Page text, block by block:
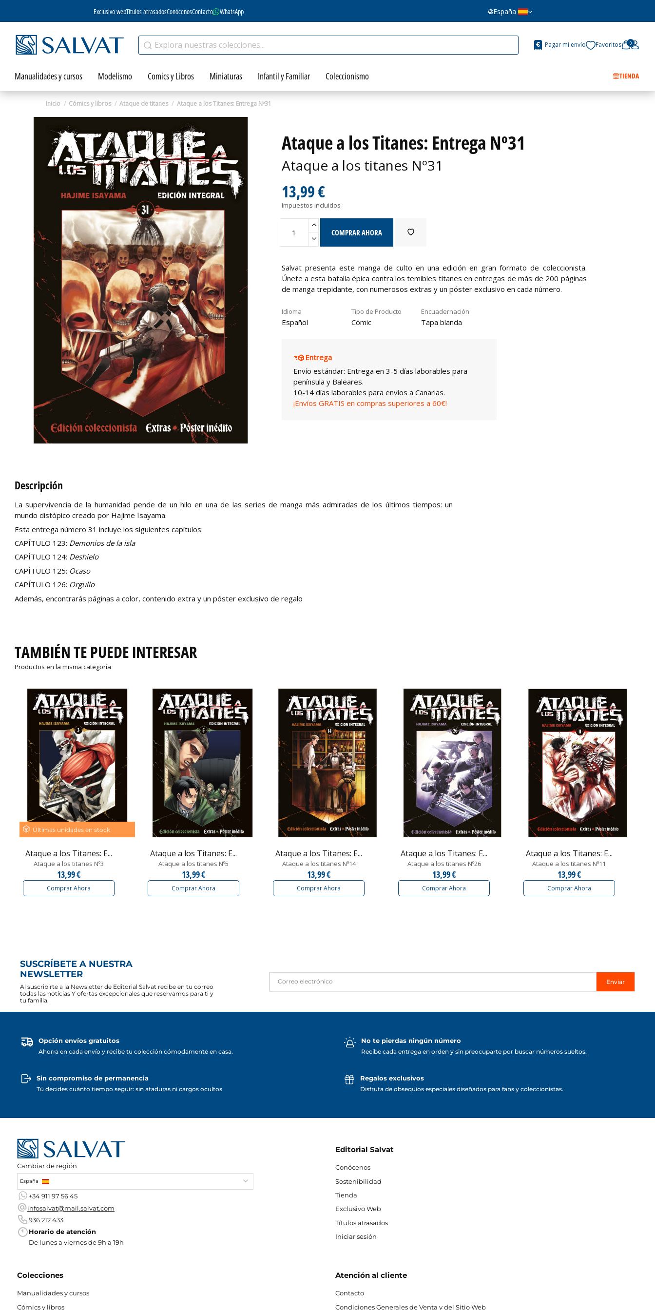
Exclusivo webTítulos atrasadosConócenosContacto WhatsApp España
Pagar mi envío Favoritos 0
Manualidades y cursos Modelismo Comics y Libros Miniaturas Infantil y Familiar Coleccionismo TIENDA
Inicio Cómics y libros Ataque de titanes Ataque a los Titanes: Entrega Nº31
Ataque a los Titanes: Entrega Nº31
Ataque a los titanes Nº31
13,99 €
Impuestos incluidos
COMPRAR AHORA
Salvat presenta este manga de culto en una edición en gran formato de coleccionista.
Únete a esta batalla épica contra los temibles titanes en entregas de más de 200 páginas
de manga trepidante, con numerosos extras y un póster exclusivo en cada número.
Idioma
Español
Tipo de Producto
Cómic
Encuadernación
Tapa blanda
Entrega
Envío estándar: Entrega en 3-5 días laborables para
península y Baleares.
10-14 días laborables para envíos a Canarias.
¡Envíos GRATIS en compras superiores a 60€!
Descripción
La supervivencia de la humanidad pende de un hilo en una de las series de manga más admiradas de los últimos tiempos: un
mundo distópico creado por Hajime Isayama.
Esta entrega número 31 incluye los siguientes capítulos:
CAPÍTULO 123: Demonios de la isla
CAPÍTULO 124: Deshielo
CAPÍTULO 125: Ocaso
CAPÍTULO 126: Orgullo
Además, encontrarás páginas a color, contenido extra y un póster exclusivo de regalo
TAMBIÉN TE PUEDE INTERESAR
Productos en la misma categoría
Últimas unidades en stock
Ataque a los Titanes: E...
Ataque a los titanes Nº3
13,99 €
Comprar Ahora
Ataque a los Titanes: E...
Ataque a los titanes Nº5
13,99 €
Comprar Ahora
Ataque a los Titanes: E...
Ataque a los titanes Nº14
13,99 €
Comprar Ahora
Ataque a los Titanes: E...
Ataque a los titanes Nº26
13,99 €
Comprar Ahora
Ataque a los Titanes: E...
Ataque a los titanes Nº11
13,99 €
Comprar Ahora
SUSCRÍBETE A NUESTRA
NEWSLETTER
Al suscribirte a la Newsletter de Editorial Salvat recibe en tu correo
todas las noticias Y ofertas excepcionales que reservamos para ti y
tu familia.
Enviar
Opción envíos gratuitos
Ahorra en cada envío y recibe tu colección cómodamente en casa.
No te pierdas ningún número
Recibe cada entrega en orden y sin preocuparte por buscar números sueltos.
Sin compromiso de permanencia
Tú decides cuánto tiempo seguir: sin ataduras ni cargos ocultos
Regalos exclusivos
Disfruta de obsequios especiales diseñados para fans y coleccionistas.
Cambiar de región
España
+34 911 97 56 45
infosalvat@mail.salvat.com
936 212 433
Horario de atención
De lunes a viernes de 9h a 19h
Editorial Salvat
Conócenos
Sostenibilidad
Tienda
Exclusivo Web
Títulos atrasados
Iniciar sesión
Colecciones
Manualidades y cursos
Cómics y libros
Atención al cliente
Contacto
Condiciones Generales de Venta y del Sitio Web